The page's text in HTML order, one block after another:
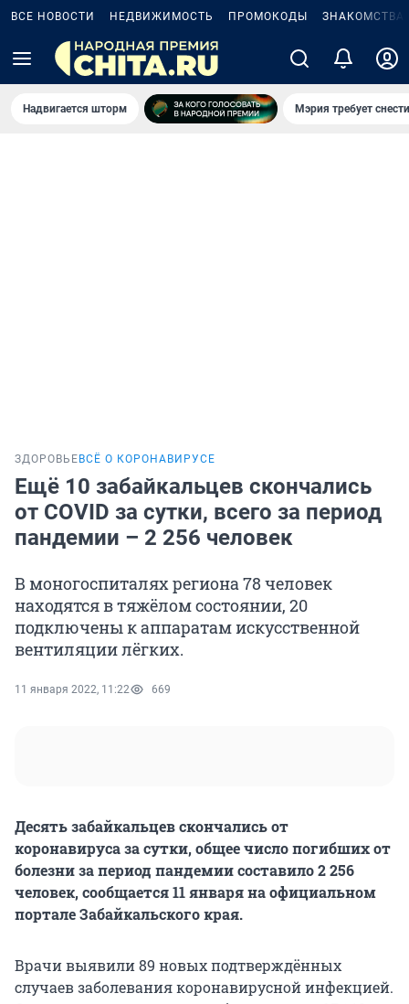
ВСЕ НОВОСТИ НЕДВИЖИМОСТЬ ПРОМОКОДЫ ЗНАКОМСТВА
Надвигается шторм Мэрия требует
ЗДОРОВЬЕ ВСЁ О КОРОНАВИРУСЕ
Ещё 10 забайкальцев скончались
от COVID за сутки, всего за период
пандемии – 2 256 человек
В моногоспиталях региона 78 человек
находятся в тяжёлом состоянии, 20
подключены к аппаратам искусственной
вентиляции лёгких.
11 января 2022, 11:22 669
Десять забайкальцев скончались от
коронавируса за сутки, общее число погибших от
болезни за период пандемии составило 2 256
человек, сообщается 11 января на официальном
портале Забайкальского края.
Врачи выявили 89 новых подтверждённых
случаев заболевания коронавирусной инфекцией.